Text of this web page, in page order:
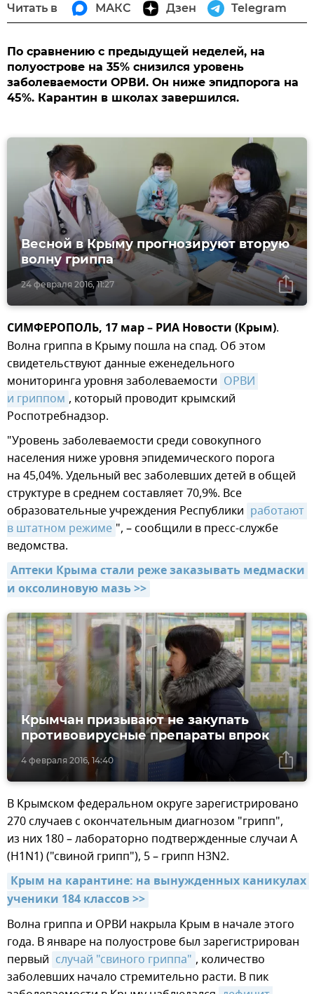
Читать в МАКС Дзен Telegram
По сравнению с предыдущей неделей, на
полуострове на 35% снизился уровень
заболеваемости ОРВИ. Он ниже эпидпорога на
45%. Карантин в школах завершился.
24 февраля 2016, 11:27
Весной в Крыму прогнозируют вторую
волну гриппа
СИМФЕРОПОЛЬ, 17 мар – РИА Новости (Крым).
Волна гриппа в Крыму пошла на спад. Об этом
свидетельствуют данные еженедельного
мониторинга уровня заболеваемости ОРВИ
и гриппом , который проводит крымский
Роспотребнадзор.
"Уровень заболеваемости среди совокупного
населения ниже уровня эпидемического порога
на 45,04%. Удельный вес заболевших детей в общей
структуре в среднем составляет 70,9%. Все
образовательные учреждения Республики работают
в штатном режиме ", – сообщили в пресс-службе
ведомства.
Аптеки Крыма стали реже заказывать медмаски
и оксолиновую мазь >>
4 февраля 2016, 14:40
Крымчан призывают не закупать
противовирусные препараты впрок
В Крымском федеральном округе зарегистрировано
270 случаев с окончательным диагнозом "грипп",
из них 180 – лабораторно подтвержденные случаи А
(Н1N1) ("свиной грипп"), 5 – грипп Н3N2.
Крым на карантине: на вынужденных каникулах
ученики 184 классов >>
Волна гриппа и ОРВИ накрыла Крым в начале этого
года. В январе на полуострове был зарегистрирован
первый случай "свиного гриппа" , количество
заболевших начало стремительно расти. В пик